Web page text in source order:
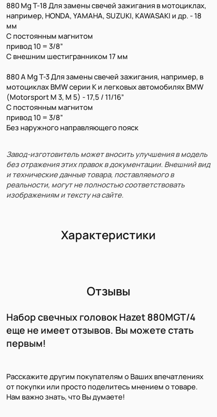
880 Mg T-18 Для замены свечей зажигания в мотоциклах,
например, HONDA, YAMAHA, SUZUKI, KAWASAKI и др. - 18
мм
С постоянным магнитом
привод 10 = 3/8”
С внешним шестигранником 17 мм
880 A Mg T-3 Для замены свечей зажигания, например, в
мотоциклах BMW серии K и легковых автомобилях BMW
(Motorsport M 3, M 5) - 17,5 / 11/16”
С постоянным магнитом
привод 10 = 3/8”
Без наружного направляющего пояск
Завод-изготовитель может вносить улучшения в модель
без отражения этих правок в документации. Внешний вид
и технические данные товара, поставляемого в
реальности, могут не полностью соответствовать
изображениям и тексту на сайте.
Характеристики
Отзывы
Набор свечных головок Hazet 880MGT/4
еще не имеет отзывов. Вы можете стать
первым!
Расскажите другим покупателям о Ваших впечатлениях
от покупки или просто поделитесь мнением о товаре.
Нам важно знать, что Вы думаете!